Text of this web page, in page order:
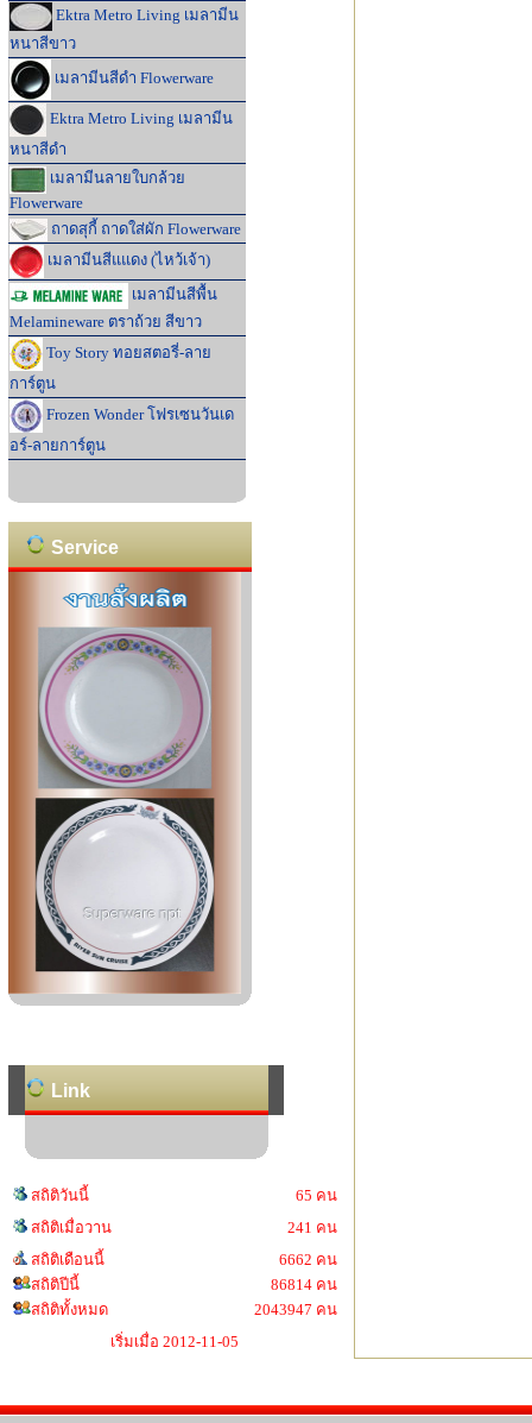
Ektra Metro Living เมลามีน
หนาสีขาว
เมลามีนสีดำ Flowerware
Ektra Metro Living เมลามีน
หนาสีดำ
เมลามีนลายใบกล้วย
Flowerware
ถาดสุกี้ ถาดใส่ผัก Flowerware
เมลามีนสีแแดง (ไหว้เจ้า)
เมลามีนสีพื้น
Melamineware ตราถ้วย สีขาว
Toy Story ทอยสตอรี่-ลาย
การ์ตูน
Frozen Wonder โฟรเซนวันเด
อร์-ลายการ์ตูน
Service
Link
สถิติวันนี้
65 คน
สถิติเมื่อวาน
241 คน
สถิติเดือนนี้
สถิติปีนี้
สถิติทั้งหมด
6662 คน
86814 คน
2043947 คน
เริ่มเมื่อ 2012-11-05